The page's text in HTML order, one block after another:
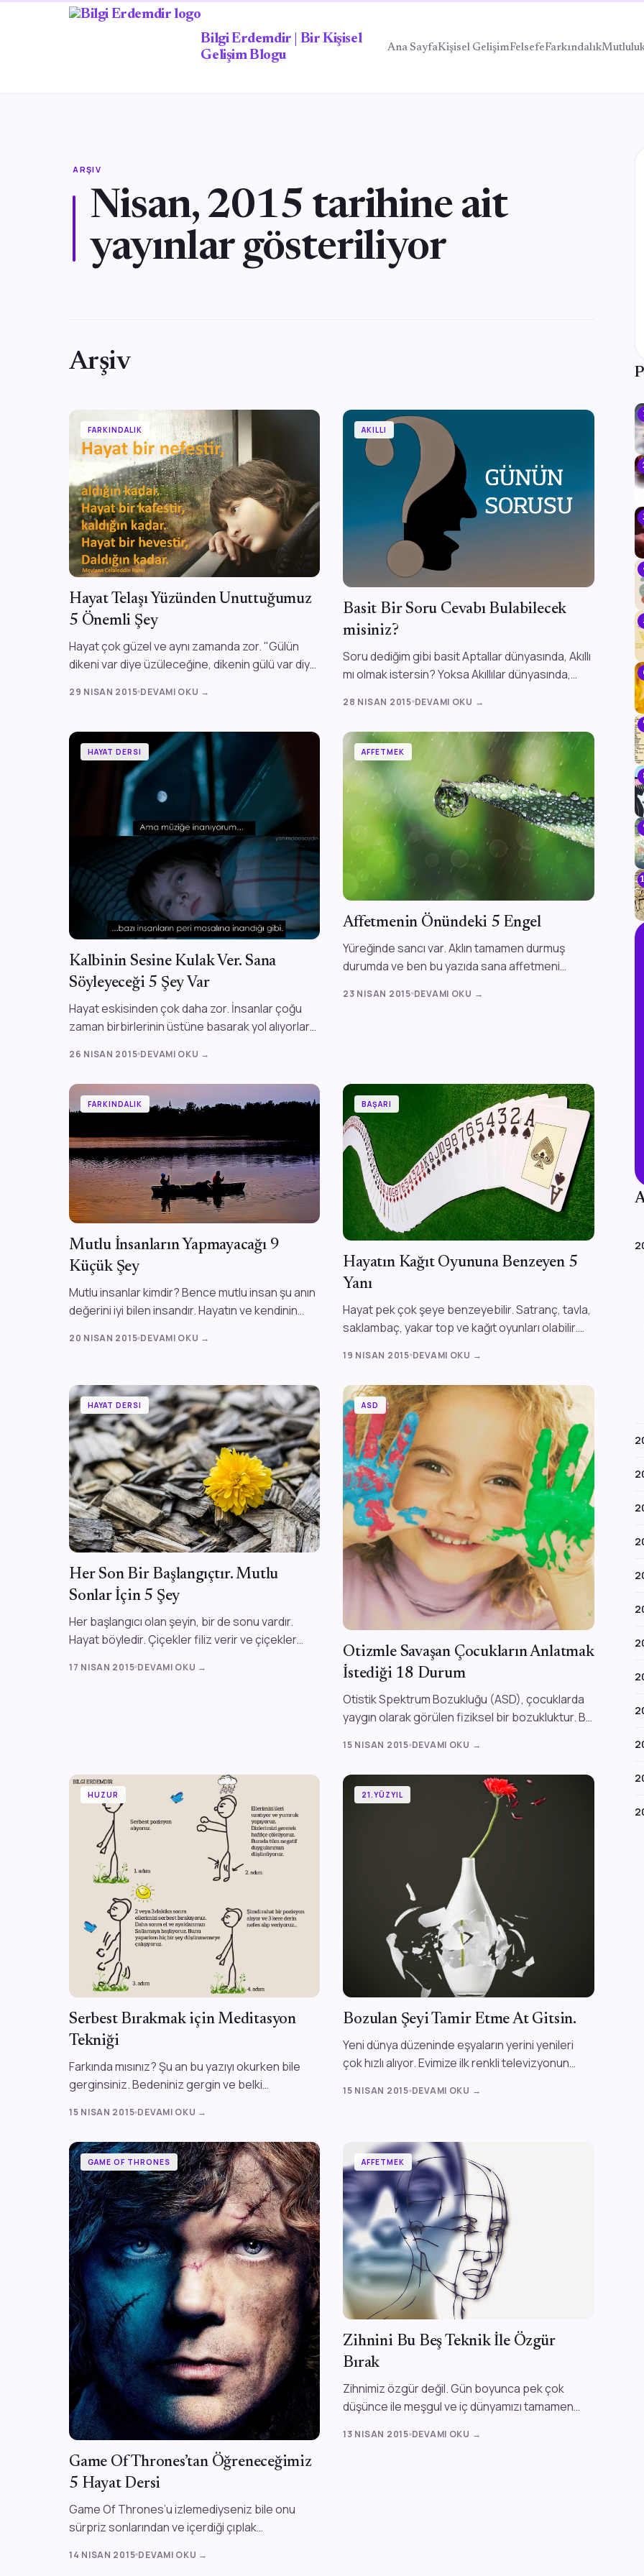
Bilgi Erdemdir | Bir Kişisel
Gelişim Blogu
Ana SayfaKişisel GelişimFelsefeFarkındalık
ARŞIV
Nisan, 2015 tarihine ait
yayınlar gösteriliyor
Arşiv
FARKINDALIK
Hayat Telaşı Yüzünden Unuttuğumuz
5 Önemli Şey
Hayat çok güzel ve aynı zamanda zor. "Gülün
dikeni var diye üzüleceğine, dikenin gülü var diye
29 NISAN 2015 DEVAMI OKU →
AKILLI
Basit Bir Soru Cevabı Bulabilecek
misiniz?
Soru dediğim gibi basit Aptallar dünyasında, Akıllı
mı olmak istersin? Yoksa Akıllılar dünyasında,
28 NISAN 2015 DEVAMI OKU →
HAYAT DERSI
Kalbinin Sesine Kulak Ver. Sana
Söyleyeceği 5 Şey Var
Hayat eskisinden çok daha zor. İnsanlar çoğu
zaman birbirlerinin üstüne basarak yol alıyorlar
26 NISAN 2015 DEVAMI OKU →
AFFETMEK
Affetmenin Önündeki 5 Engel
Yüreğinde sancı var. Aklın tamamen durmuş
durumda ve ben bu yazıda sana affetmeni
yapmalısın....
23 NISAN 2015 DEVAMI OKU →
FARKINDALIK
Mutlu İnsanların Yapmayacağı 9
Küçük Şey
Mutlu insanlar kimdir? Bence mutlu insan şu anın
değerini iyi bilen insandır. Hayatın ve kendinin
20 NISAN 2015 DEVAMI OKU →
BAŞARI
Hayatın Kağıt Oyununa Benzeyen 5
Yanı
Hayat pek çok şeye benzeyebilir. Satranç, tavla,
saklambaç, yakar top ve kağıt oyunları olabilir.
19 NISAN 2015 DEVAMI OKU →
HAYAT DERSI
Her Son Bir Başlangıçtır. Mutlu
Sonlar İçin 5 Şey
Her başlangıcı olan şeyin, bir de sonu vardır.
Hayat böyledir. Çiçekler filiz verir ve çiçekler
17 NISAN 2015 DEVAMI OKU →
ASD
Otizmle Savaşan Çocukların Anlatmak
İstediği 18 Durum
Otistik Spektrum Bozukluğu (ASD), çocuklarda
yaygın olarak görülen fiziksel bir bozukluktur. Bu
15 NISAN 2015 DEVAMI OKU →
HUZUR
Serbest Bırakmak için Meditasyon
Tekniği
Farkında mısınız? Şu an bu yazıyı okurken bile
gerginsiniz. Bedeniniz gergin ve belki
eli...
15 NISAN 2015 DEVAMI OKU →
21.YÜZYIL
Bozulan Şeyi Tamir Etme At Gitsin.
Yeni dünya düzeninde eşyaların yerini yenileri
çok hızlı alıyor. Evimize ilk renkli televizyonun
15 NISAN 2015 DEVAMI OKU →
GAME OF THRONES
Game Of Thrones’tan Öğreneceğimiz
5 Hayat Dersi
Game Of Thrones’u izlemediyseniz bile onu
sürpriz sonlarından ve içerdiği çıplak
bununla kalmıy...
14 NISAN 2015 DEVAMI OKU →
AFFETMEK
Zihnini Bu Beş Teknik İle Özgür
Bırak
Zihnimiz özgür değil. Gün boyunca pek çok
düşünce ile meşgul ve iç dünyamızı tamamen
ilizyond...
13 NISAN 2015 DEVAMI OKU →